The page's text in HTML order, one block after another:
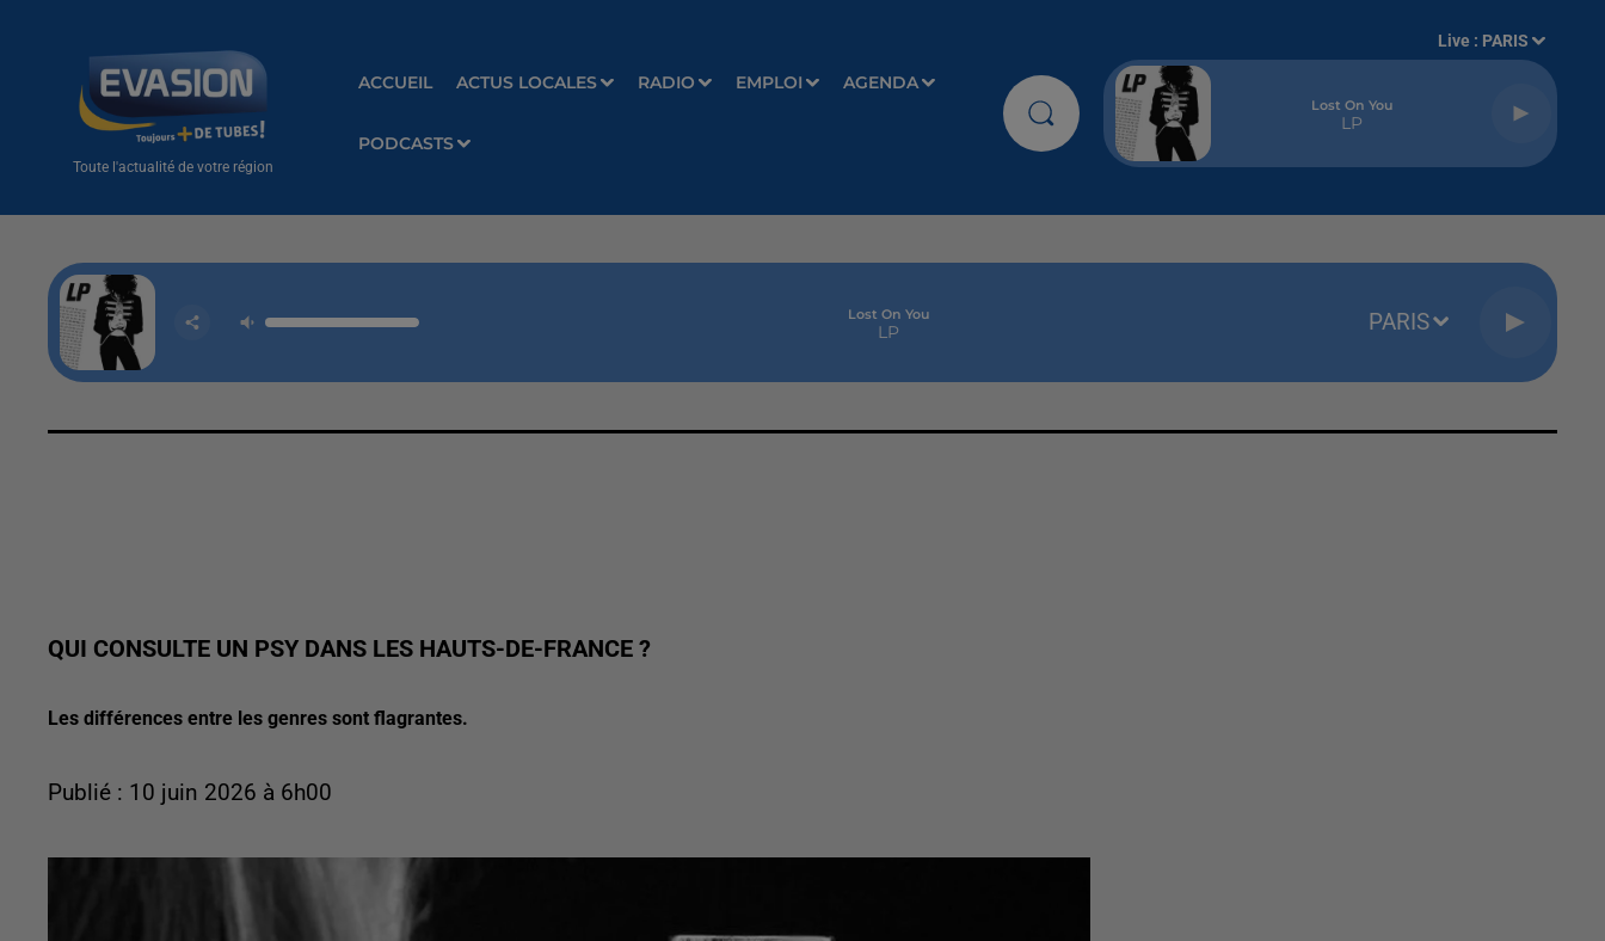
Toute l'actualité de votre région
ACCUEIL ACTUS LOCALES RADIO EMPLOI AGENDA
PODCASTS
Live : PARIS
Lost On You
LP
Lost On You
LP PARIS
QUI CONSULTE UN PSY DANS LES HAUTS-DE-FRANCE ?
Les différences entre les genres sont flagrantes.
Publié : 10 juin 2026 à 6h00